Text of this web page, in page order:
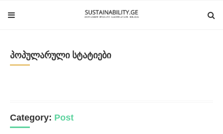
პოპულარული სტატიები
Category: Post